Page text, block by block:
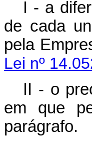
I - a
de cada
pela
Lei nº
II - o
em que